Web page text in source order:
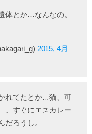
体とか…なんなの。
2015, 4月
れてたとか…猫、可
。すぐにエスカレー
だろうし。